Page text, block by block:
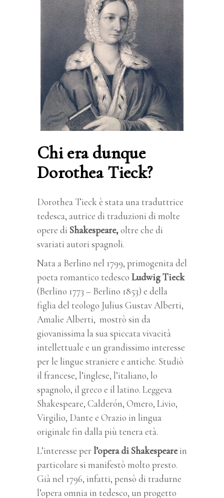
Chi era dunque
Dorothea Tieck?
Dorothea Tieck è stata una traduttrice
tedesca, autrice di traduzioni di molte
opere di Shakespeare,oltre che di
svariati autori spagnoli.
Nata a Berlino nel 1799, primogenita del
poeta romantico tedesco Ludwig Tieck
(Berlino 1773 – Berlino 1853) e della
figlia del teologo Julius Gustav Alberti,
Amalie Alberti, mostrò sin da
giovanissima la sua spiccata vivacità
intellettuale e un grandissimo interesse
per le lingue straniere e antiche. Studiò
il francese, l’inglese, l’italiano, lo
spagnolo, il greco e il latino. Leggeva
Shakespeare, Calderón, Omero, Livio,
Virgilio, Dante e Orazio in lingua
originale fin dalla più tenera età.
L’interesse per l’opera di Shakespearein
particolare si manifestò molto presto.
Già nel 1796, infatti, pensò di tradurne
l’opera omnia in tedesco, un progetto